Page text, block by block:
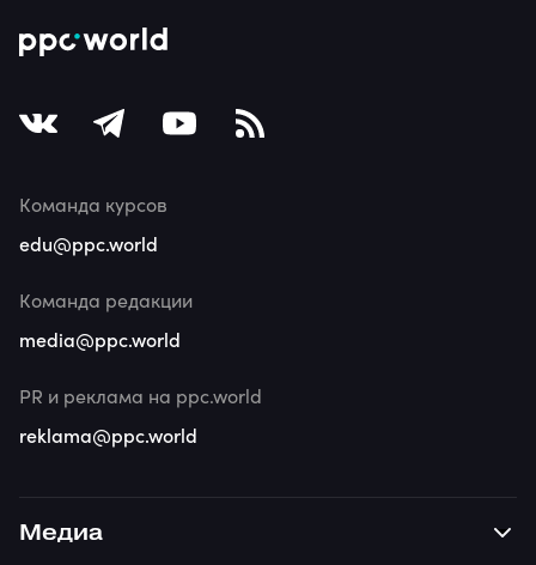
Медиа
Команда курсов
edu@ppc.world
Команда редакции
media@ppc.world
PR и реклама на ppc.world
reklama@ppc.world